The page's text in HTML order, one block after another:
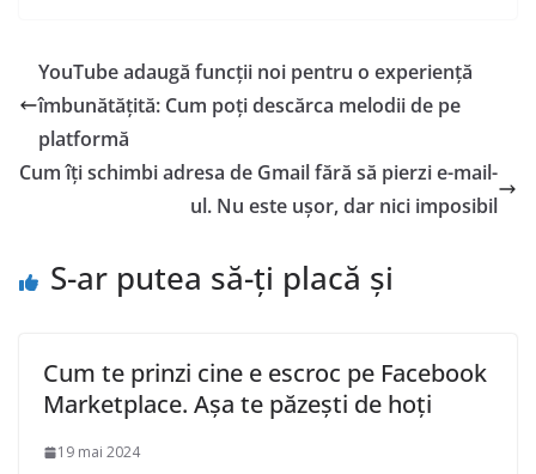
YouTube adaugă funcții noi pentru o experiență
îmbunătățită: Cum poți descărca melodii de pe
platformă
Cum îți schimbi adresa de Gmail fără să pierzi e-mail-
ul. Nu este ușor, dar nici imposibil
S-ar putea să-ți placă și
Cum te prinzi cine e escroc pe Facebook
Marketplace. Așa te păzești de hoți
19 mai 2024